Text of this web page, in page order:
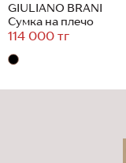
GIULIANO BRANI
Сумка на плечо
114 000 тг